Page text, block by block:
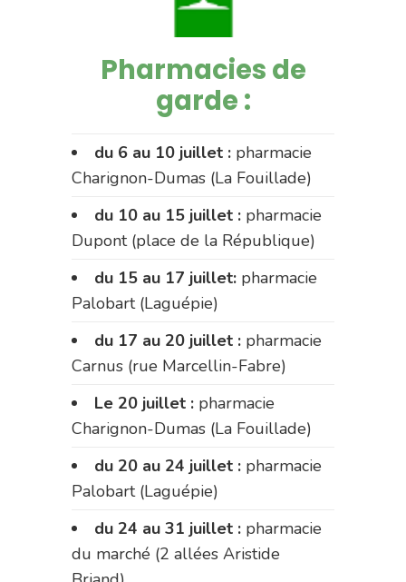
Pharmacies de
garde :
du 6 au 10 juillet : pharmacie
Charignon-Dumas (La Fouillade)
du 10 au 15 juillet : pharmacie
Dupont (place de la République)
du 15 au 17 juillet: pharmacie
Palobart (Laguépie)
du 17 au 20 juillet : pharmacie
Carnus (rue Marcellin-Fabre)
Le 20 juillet : pharmacie
Charignon-Dumas (La Fouillade)
du 20 au 24 juillet : pharmacie
Palobart (Laguépie)
du 24 au 31 juillet : pharmacie
du marché (2 allées Aristide